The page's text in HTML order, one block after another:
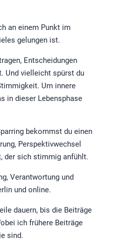
an einem Punkt im
gelungen ist.
Entscheidungen
Und vielleicht spürst du
Um innere
in dieser Lebensphase
bekommst du einen
Perspektivwechsel
der sich stimmig anfühlt.
Verantwortung und
und online.
dauern, bis die Beiträge
ich frühere Beiträge
sind.